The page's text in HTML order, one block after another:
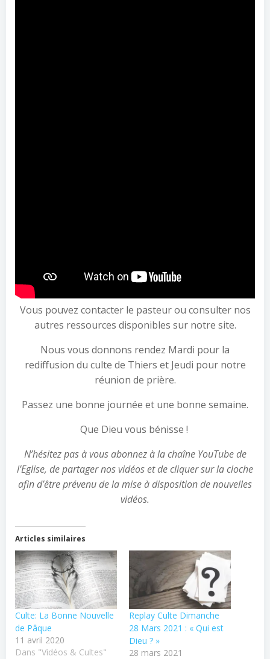
Vous pouvez contacter le pasteur ou consulter nos
autres ressources disponibles sur notre site.
Nous vous donnons rendez Mardi pour la
rediffusion du culte de Thiers et Jeudi pour notre
réunion de prière.
Passez une bonne journée et une bonne semaine.
Que Dieu vous bénisse !
N’hésitez pas à vous abonnez à la chaîne YouTube de
l’Eglise, de partager nos vidéos et de cliquer sur la cloche
afin d’être prévenu de la mise à disposition de nouvelles
vidéos.
Articles similaires
Culte: La Bonne Nouvelle
de Pâque
11 avril 2020
Dans "Vidéos & Cultes"
Replay Culte Dimanche
28 Mars 2021 : « Qui est
Dieu ? »
28 mars 2021